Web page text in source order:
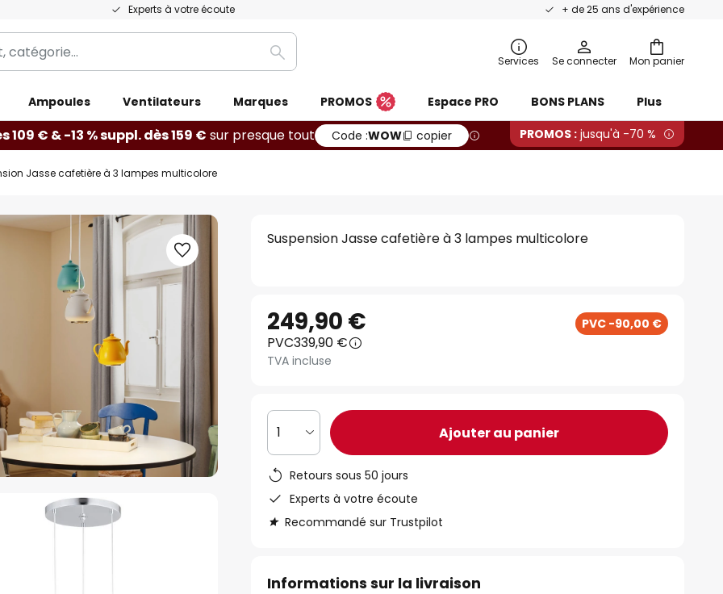
Experts à votre écoute + de 25 ans d'expérience
Mon panier
Rechercher Services Se connecter
Ampoules Ventilateurs Marques PROMOS Espace PRO BONS PLANS Plus
109 € & -13 % suppl. dès 159 € sur presque tout Code :WOW copier PROMOS : jusqu'à -70 %
Jasse cafetière à 3 lampes multicolore
Suspension Jasse cafetière à 3 lampes multicolore
249,90 € PVC -90,00 €
PVC339,90 €
TVA incluse
1 Ajouter au panier
Retours sous 50 jours
Experts à votre écoute
Recommandé sur Trustpilot
Informations sur la livraison